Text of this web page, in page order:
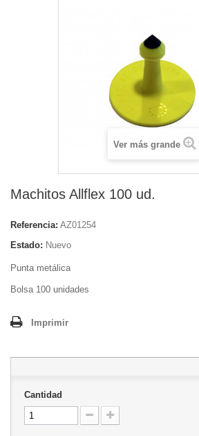
Ver más grande
Machitos Allflex 100 ud.
Referencia: AZ01254
Estado: Nuevo
Punta metálica
Bolsa 100 unidades
Imprimir
Cantidad